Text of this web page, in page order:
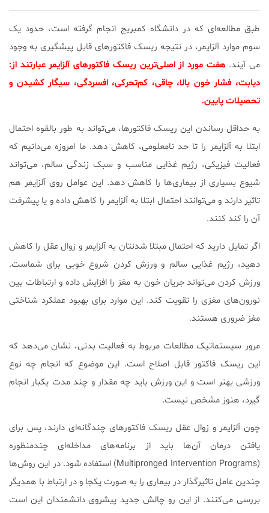
طبق مطالعه‌ای که در دانشگاه کمبریج انجام گرفته است، حدود یک
سوم موارد آلزایمر، در نتیجه‌ ریسک فاکتور‌های قابل پیشگیری به وجود
می آیند. هفت مورد از اصلی‌ترین ریسک فاکتورهای آلزایمر عبارتند از:
دیابت، فشار خون بالا، چاقی، کم‌تحرکی، افسردگی، سیگار کشیدن و
تحصیلات پایین.
به حداقل رساندن این ریسک فاکتورها، می‌تواند به طور بالقوه احتمال
ابتلا به آلزایمر را تا حد نامعلومی، کاهش دهد. ما امروزه می‌دانیم که
فعالیت فیزیکی، رژیم غذایی مناسب و سبک زندگی سالم، می‌تواند
شیوع بسیاری از بیماری‌ها را کاهش دهد. این عوامل روی آلزایمر هم
تاثیر دارند و می‌توانند احتمال ابتلا به آلزایمر را کاهش داده و یا پیشرفت
آن را کند کنند.
اگر تمایل دارید که احتمال مبتلا شدنتان به آلزایمر و زوال عقل را کاهش
دهید، رژیم غذایی سالم و ورزش کردن شروع خوبی برای شماست.
ورزش کردن می‌تواند جریان خون به مغز را افزایش داده و ارتباطات بین
نورون‌های مغزی را تقویت کند. این موارد برای بهبود عملکرد شناختی
مغز ضروری هستند.
مرور سیستماتیک مطالعات مربوط به فعالیت بدنی، نشان می‌دهد که
این ریسک فاکتور قابل اصلاح است. این موضوع که انجام چه نوع
ورزشی بهتر است و این ورزش باید چه مقدار و چند مدت یکبار انجام
گیرد، هنوز مشخص نیست.
چون آلزایمر و زوال عقل ریسک فاکتورهای چندگانه‌ای دارند، پس برای
یافتن درمان آن‌ها باید از برنامه‌های مداخله‌ای چندمنظوره
(Multipronged Intervention Programs) استفاده شود. در این روش‌ها
چندین عامل تاثیرگذار در بیماری را به صورت یکجا و در ارتباط با همدیگر
بررسی می‌کنند. از این رو چالش جدید پیشروی دانشمندان این است